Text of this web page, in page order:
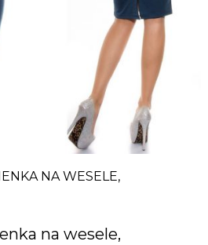
NA WESELE,
na wesele,